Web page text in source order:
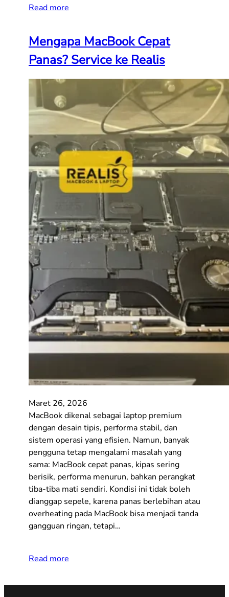
Read more
Mengapa MacBook Cepat
Panas? Service ke Realis
Maret 26, 2026
MacBook dikenal sebagai laptop premium
dengan desain tipis, performa stabil, dan
sistem operasi yang efisien. Namun, banyak
pengguna tetap mengalami masalah yang
sama: MacBook cepat panas, kipas sering
berisik, performa menurun, bahkan perangkat
tiba-tiba mati sendiri. Kondisi ini tidak boleh
dianggap sepele, karena panas berlebihan atau
overheating pada MacBook bisa menjadi tanda
gangguan ringan, tetapi…
Read more